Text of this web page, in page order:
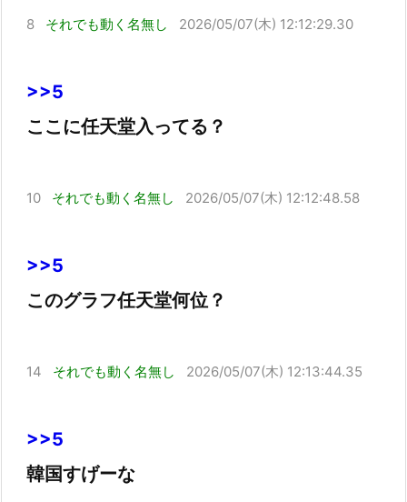
8 それでも動く名無し 2026/05/07(木) 12:12:29.30
>>5
ここに任天堂入ってる？
10 それでも動く名無し 2026/05/07(木) 12:12:48.58
>>5
このグラフ任天堂何位？
14 それでも動く名無し 2026/05/07(木) 12:13:44.35
>>5
韓国すげーな